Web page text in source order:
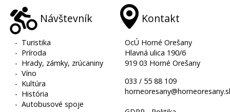
Návštevník
- Turistika
- Príroda
- Hrady, zámky, zrúcaniny
-Víno
- Kultúra
- História
-Autobusové spoje
Kontakt
OcÚ Horné Orešany
Hlavná ulica 190/6
919 03 Horné Orešany
033 / 55 88 109